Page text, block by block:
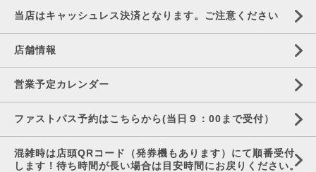
当店はキャッシュレス決済となります。ご注意ください
店舗情報
営業予定カレンダー
ファストパス予約はこちらから(当日９：00まで受付）
混雑時は店頭QRコード（発券機もあります）にて順番受付
します！待ち時間が長い場合は目安時間にお戻りください。